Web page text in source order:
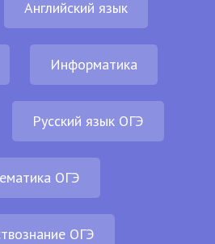
Английский язык
Информатика
Русский язык ОГЭ
ОГЭ
ОГЭ